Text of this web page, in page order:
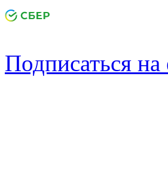
Подписаться